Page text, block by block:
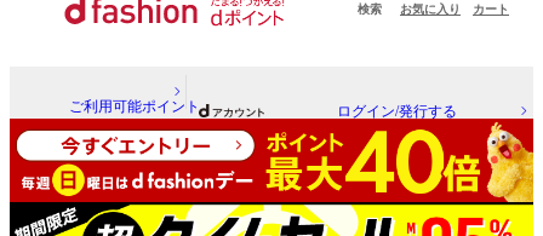
検索 お気に入り カート
ご利用可能ポイント ログイン/発行する